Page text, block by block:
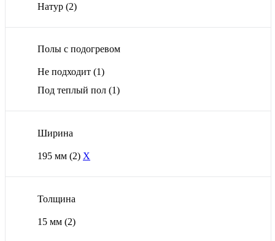
Натур (2)
Полы с подогревом
Не подходит (1)
Под теплый пол (1)
Ширина
195 мм (2) X
Толщина
15 мм (2)